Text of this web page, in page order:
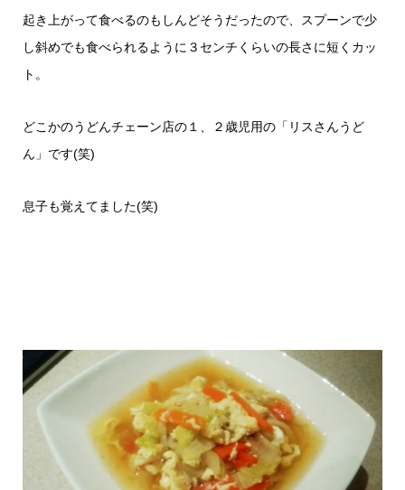
起き上がって食べるのもしんどそうだったので、スプーンで少
し斜めでも食べられるように３センチくらいの長さに短くカッ
ト。
どこかのうどんチェーン店の１、２歳児用の「リスさんうど
ん」です(笑)
息子も覚えてました(笑)